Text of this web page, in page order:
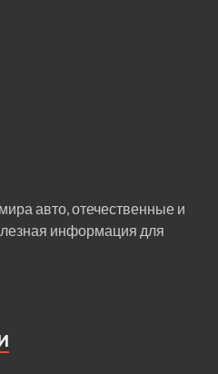
авто, отечественные и
информация для